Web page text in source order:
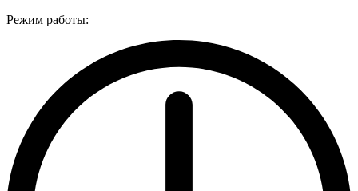
Режим работы: